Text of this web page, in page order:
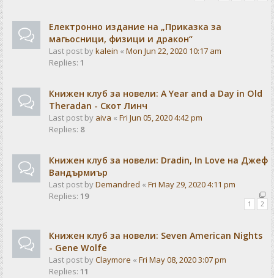
Електронно издание на „Приказка за
магьосници, физици и дракон“
Last post bykalein « Mon Jun 22, 2020 10:17 am
Replies: 1
Книжен клуб за новели: A Year and a Day in Old
Theradan - Скот Линч
Last post by aiva « Fri Jun 05, 2020 4:42 pm
Replies: 8
Книжен клуб за новели: Dradin, In Love на Джеф
Вандърмиър
Last post byDemandred « Fri May 29, 2020 4:11 pm
Replies: 19
1 2
Книжен клуб за новели: Seven American Nights
- Gene Wolfe
Last post byClaymore « Fri May 08, 2020 3:07 pm
Replies: 11